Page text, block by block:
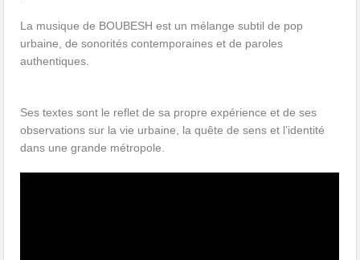
La musique de BOUBESH est un mélange subtil de pop
urbaine, de sonorités contemporaines et de paroles
authentiques.
Ses textes sont le reflet de sa propre expérience et de ses
observations sur la vie urbaine, la quête de sens et l’identité
dans une grande métropole.